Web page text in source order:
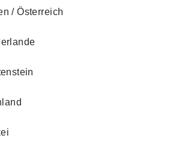
/ Österreich